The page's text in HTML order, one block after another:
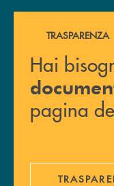
Hai bisogno
TRASPARENZA
Hai
pagina